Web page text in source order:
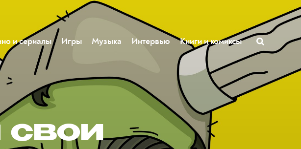
и сериалы Игры Музыка Интервью Книги и комиксы
свои